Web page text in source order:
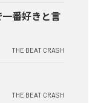
番好きと言
THE BEAT CRASH
THE BEAT CRASH